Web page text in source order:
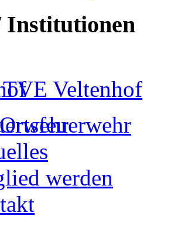
Institutionen
TVE Veltenhof
Ortsfeuerwehr
werden